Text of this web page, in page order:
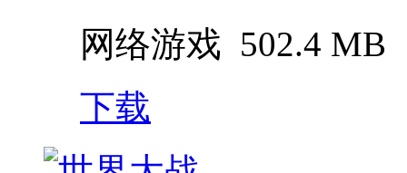
网络游戏 502.4 MB
下载